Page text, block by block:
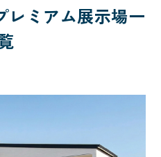
レミアム展示場一